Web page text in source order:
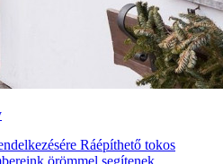
Ráépíthető tokos
örömmel segítenek